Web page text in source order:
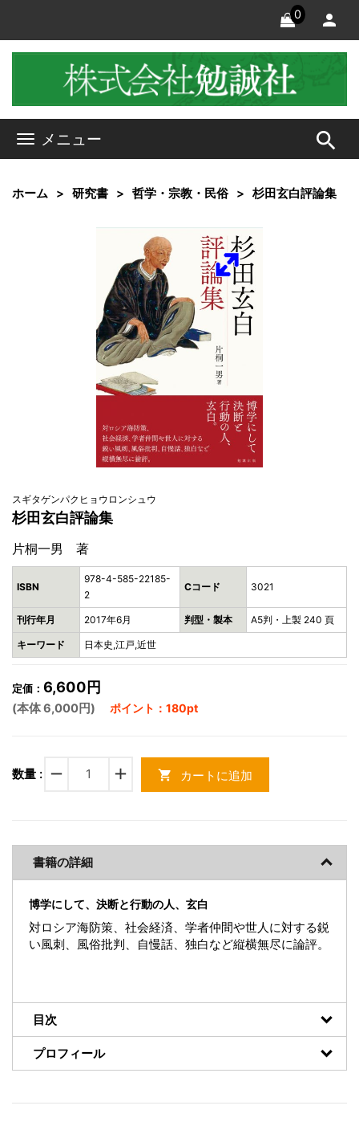
0
メニュー search
ホーム 研究書 哲学・宗教・民俗 杉田玄白評論集
スギタゲンパクヒョウロンシュウ
杉田玄白評論集
片桐一男 著
ISBN
978-4-585-22185-
2
Cコード 3021
刊行年月 2017年6月 判型・製本 A5判・上製 240 頁
キーワード 日本史,江戸,近世
定価： 6,600円
(本体 6,000円) ポイント：180pt
数量 : remove add shopping_cart カートに追加
書籍の詳細
博学にして、決断と行動の人、玄白
対ロシア海防策、社会経済、学者仲間や世人に対する鋭
い風刺、風俗批判、自慢話、独白など縦横無尽に論評。
目次
プロフィール